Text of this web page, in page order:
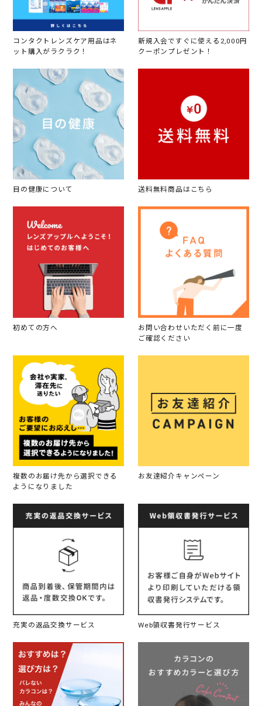
コンタクトレンズケア用品はネ
ット購入がラクラク！
新規入会ですぐに使える2,000円
クーポンプレゼント！
目の健康について 送料無料商品はこちら
初めての方へ
お問い合わせいただく前に一度
ご確認ください
複数のお届け先から選択できる
ようになりました
お友達紹介キャンペーン
充実の返品交換サービス Web領収書発行サービス